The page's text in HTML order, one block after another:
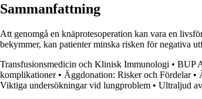
Sammanfattning
Att genomgå en knäprotesoperation kan vara en
bekymmer, kan patienter minska risken för negativa
Transfusionsmedicin och Klinisk Immunologi • BUP
komplikationer• Äggdonation: Risker och Fördelar•
Viktiga undersökningar vid lungproblem • Ultraljud